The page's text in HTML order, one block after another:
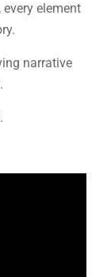
element
narrative